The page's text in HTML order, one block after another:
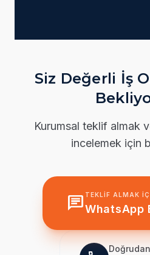
Siz Değerli İş
Kurumsal teklif almak
incelemek için
chat TEKLIF ALMAK
WhatsApp